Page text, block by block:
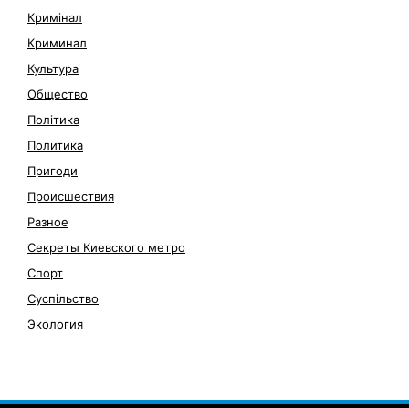
Кримінал
Криминал
Культура
Общество
Політика
Политика
Пригоди
Происшествия
Разное
Секреты Киевского метро
Спорт
Суспільство
Экология